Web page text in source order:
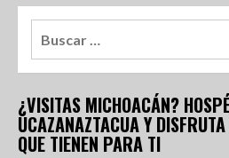
¿VISITAS MICHOACÁN?
UCAZANAZTACUA Y
QUE TIENEN PARA TI